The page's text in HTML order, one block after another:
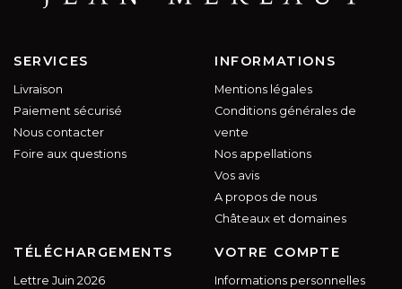
SERVICES
Livraison
Paiement sécurisé
Nous contacter
Foire aux questions
INFORMATIONS
Mentions légales
Conditions générales de
vente
Nos appellations
Vos avis
A propos de nous
Châteaux et domaines
TÉLÉCHARGEMENTS
Lettre Juin 2026
VOTRE COMPTE
Informations personnelles